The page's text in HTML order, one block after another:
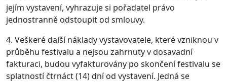
jejím vystavení, vyhrazuje si pořadatel právo
jednostranně odstoupit od smlouvy.
4. Veškeré další náklady vystavovatele, které vzniknou v
průběhu festivalu a nejsou zahrnuty v dosavadní
fakturaci, budou vyfakturovány po skončení festivalu se
splatností čtrnáct (14) dní od vystavení. Jedná se